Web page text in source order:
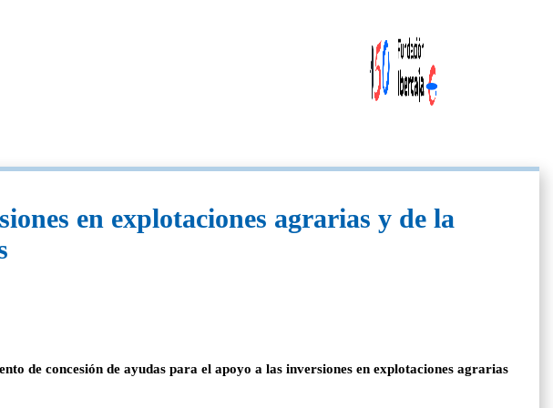
en explotaciones agrarias y de la
de concesión de ayudas para el apoyo a las inversiones en explotaciones agrarias